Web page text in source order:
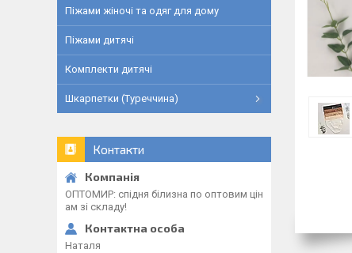
Піжами жіночі та одяг для дому
Піжами дитячі
Комплекти дитячі
Шкарпетки (Туреччина)
Контакти
ОПТОМИР: спідня білизна по оптовим цін
ам зі складу!
Наталя